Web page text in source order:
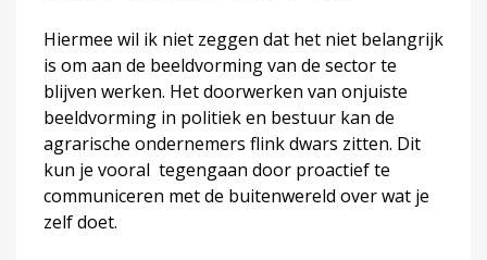
Hiermee wil ik niet zeggen dat het niet belangrijk
is om aan de beeldvorming van de sector te
blijven werken. Het doorwerken van onjuiste
beeldvorming in politiek en bestuur kan de
agrarische ondernemers flink dwars zitten. Dit
kun je vooral tegengaan door proactief te
communiceren met de buitenwereld over wat je
zelf doet.